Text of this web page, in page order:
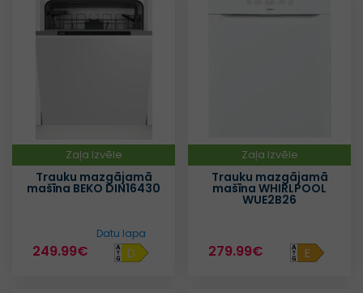
Zaļa Izvēle
Trauku mazgājamā
mašīna BEKO DIN16430
249.99€ D
Datu lapa
Zaļa Izvēle
Trauku mazgājamā
mašīna WHIRLPOOL
WUE2B26
279.99€ E